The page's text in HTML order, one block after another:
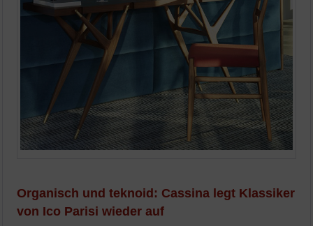
Organisch und teknoid: Cassina legt Klassiker
von Ico Parisi wieder auf